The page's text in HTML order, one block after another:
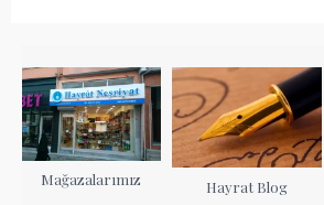
Mağazalarımız Hayrat Blog